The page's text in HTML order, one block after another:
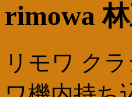
rimowa
リモワ ク